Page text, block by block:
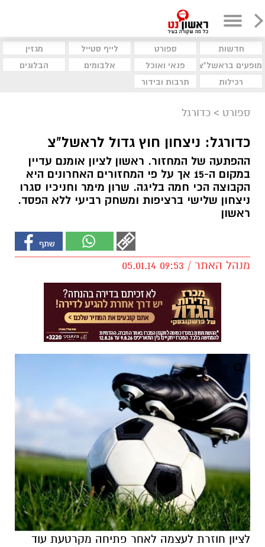
חדשות ספורט לייף סטייל
מגזין
מופעים בראשל"צ
פנאי ואוכל אלבומים
הבלוגים
רכילות
תרבות ובידור
ספורט > כדורגל
כדורגל: ניצחון חוץ גדול לראשל"צ
ההפתעה של המחזור. ראשון לציון אומנם עדיין
במקום ה-15 אך על פי המחזורים האחרונים היא
הקבוצה הכי חמה בליגה. שרון מימר וחניכיו סגרו
ניצחון שלישי ברציפות ומשחק רביעי ללא הפסד.
ראשון
מנהל האתר / 09:53 05.01.14
לציון חוזרת לעצמה לאחר פתיחה מקרטעת עוד